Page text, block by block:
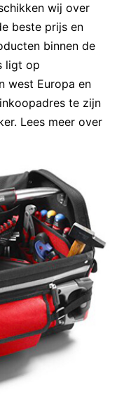
wij over
beste prijs en
binnen de
ligt op
west Europa en
te zijn
Lees meer over